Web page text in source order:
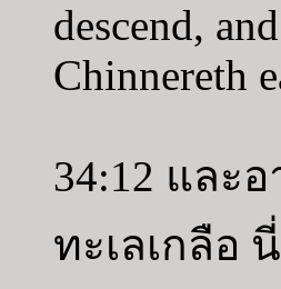
descend,
Chinnereth
34:12 และ
ทะเลเกลือ